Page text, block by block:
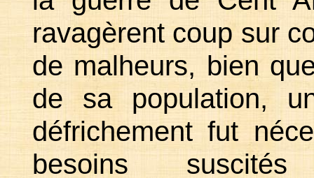
ravagèrent coup sur
de malheurs, bien
de sa population,
défrichement fut
besoins